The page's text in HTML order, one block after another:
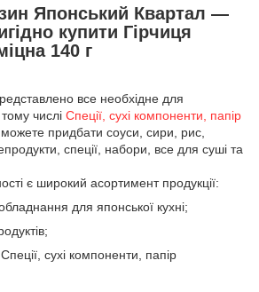
Японський Квартал —
купити Гірчиця
140 г
все необхідне для
числі Спеції, сухі компоненти, папір
придбати соуси, сири, рис,
спеції, набори, все для суші та
є широкий асортимент продукції:
для японської кухні;
сухі компоненти, папір